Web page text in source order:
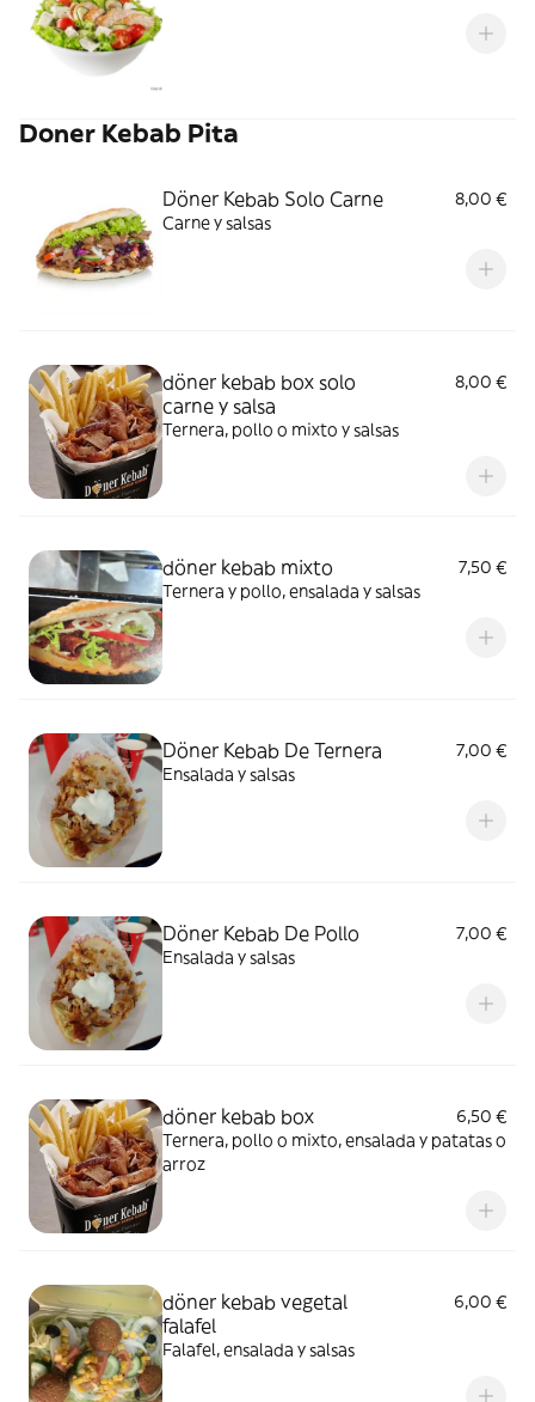
Doner Kebab Pita
Döner Kebab Solo Carne
8,00 €
Carne y salsas
döner kebab box solo
carne y salsa
8,00 €
Ternera, pollo o mixto y salsas
döner kebab mixto
7,50 €
Ternera y pollo, ensalada y salsas
Döner Kebab De Ternera
7,00 €
Ensalada y salsas
Döner Kebab De Pollo
7,00 €
Ensalada y salsas
döner kebab box
6,50 €
Ternera, pollo o mixto, ensalada y patatas o
arroz
döner kebab vegetal
falafel
6,00 €
Falafel, ensalada y salsas